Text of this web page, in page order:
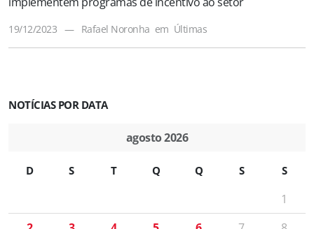
19/12/2023 — Rafael Noronha em Últimas
NOTÍCIAS POR DATA
agosto 2026
D S T Q Q S S
1